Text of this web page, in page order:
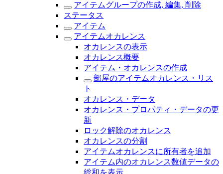
アイテムグループの作成, 編集, 削除
ステータス
アイテム
アイテムオカレンス
オカレンスの表示
オカレンス概要
アイテム・オカレンスの作成
部屋のアイテムオカレンス・リス
ト
オカレンス・データ
オカレンス・プロパティ・データの更
新
ロック解除のオカレンス
オカレンスの分割
アイテムオカレンスに所有者を追加
アイテム内のオカレンス数値データの
総和を表示